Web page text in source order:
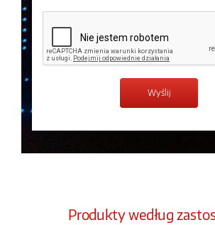
Produkty według